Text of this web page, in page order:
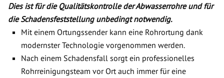
Dies ist für die Qualitätskontrolle der Abwasserrohre und für
die Schadensfeststellung unbedingt notwendig.
Mit einem Ortungssender kann eine Rohrortung dank
modernster Technologie vorgenommen werden.
Nach einem Schadensfall sorgt ein professionelles
Rohrreinigungsteam vor Ort auch immer für eine